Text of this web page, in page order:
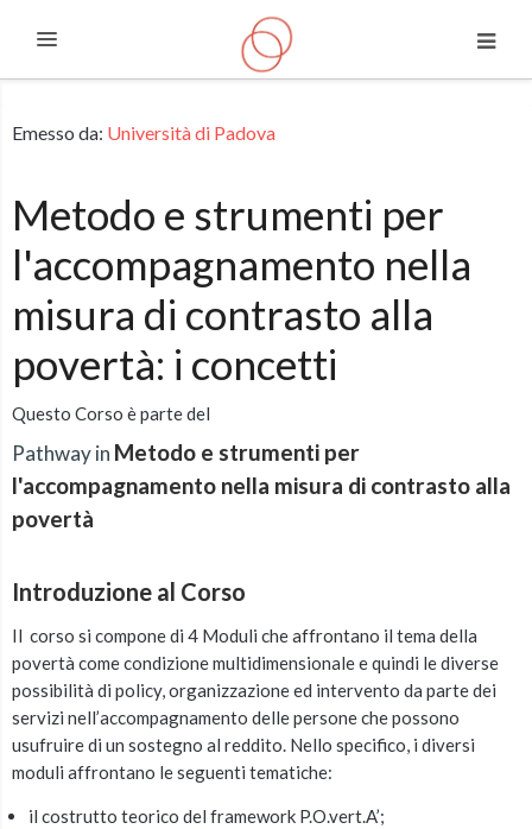
Espandi
Emesso da: Università di Padova
Metodo e strumenti per
l'accompagnamento nella
misura di contrasto alla
povertà: i concetti
Questo Corso è parte del
Pathway in Metodo e strumenti per
l'accompagnamento nella misura di contrasto alla
povertà
Introduzione al Corso
Il corso si compone di 4 Moduli che affrontano il tema della
povertà come condizione multidimensionale e quindi le diverse
possibilità di policy, organizzazione ed intervento da parte dei
servizi nell’accompagnamento delle persone che possono
usufruire di un sostegno al reddito. Nello specifico, i diversi
moduli affrontano le seguenti tematiche:
il costrutto teorico del framework P.O.vert.A’;